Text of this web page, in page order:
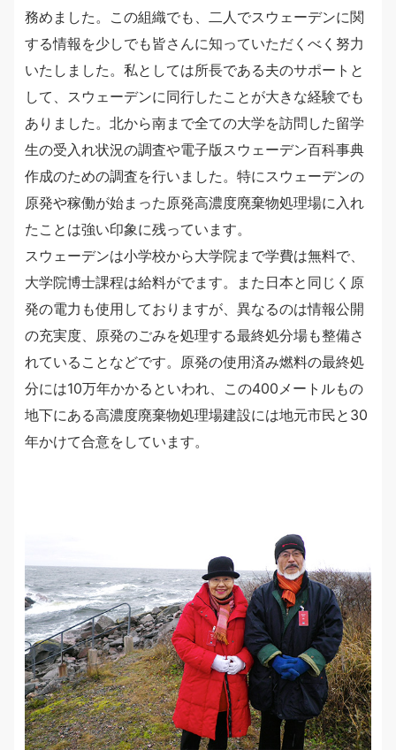
務めました。この組織でも、二人でスウェーデンに関
する情報を少しでも皆さんに知っていただくべく努力
いたしました。私としては所長である夫のサポートと
して、スウェーデンに同行したことが大きな経験でも
ありました。北から南まで全ての大学を訪問した留学
生の受入れ状況の調査や電子版スウェーデン百科事典
作成のための調査を行いました。特にスウェーデンの
原発や稼働が始まった原発高濃度廃棄物処理場に入れ
たことは強い印象に残っています。
スウェーデンは小学校から大学院まで学費は無料で、
大学院博士課程は給料がでます。また日本と同じく原
発の電力も使用しておりますが、異なるのは情報公開
の充実度、原発のごみを処理する最終処分場も整備さ
れていることなどです。原発の使用済み燃料の最終処
分には10万年かかるといわれ、この400メートルもの
地下にある高濃度廃棄物処理場建設には地元市民と30
年かけて合意をしています。